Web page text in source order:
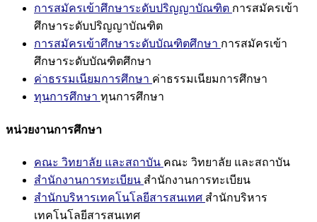
การสมัครเข้าศึกษาระดับปริญญาบัณฑิต การสมัครเข้า
ศึกษาระดับปริญญาบัณฑิต
การสมัครเข้าศึกษาระดับบัณฑิตศึกษา การสมัครเข้า
ศึกษาระดับบัณฑิตศึกษา
ค่าธรรมเนียมการศึกษา ค่าธรรมเนียมการศึกษา
ทุนการศึกษา ทุนการศึกษา
หน่วยงานการศึกษา
คณะ วิทยาลัย และสถาบัน คณะ วิทยาลัย และสถาบัน
สำนักงานการทะเบียน สำนักงานการทะเบียน
สำนักบริหารเทคโนโลยีสารสนเทศ สำนักบริหาร
เทคโนโลยีสารสนเทศ